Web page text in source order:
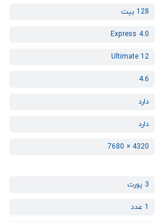
128 بیت
Express 4.0
12 Ultimate
4.6
دارد
دارد
4320 × 7680
3 پورت
1 عدد